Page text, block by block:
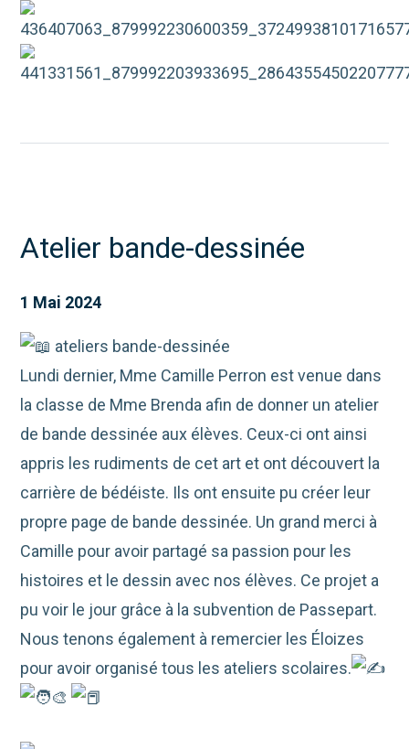
Atelier bande-dessinée
1 Mai 2024
ateliers bande-dessinée
Lundi dernier, Mme Camille Perron est venue dans
la classe de Mme Brenda afin de donner un atelier
de bande dessinée aux élèves. Ceux-ci ont ainsi
appris les rudiments de cet art et ont découvert la
carrière de bédéiste. Ils ont ensuite pu créer leur
propre page de bande dessinée. Un grand merci à
Camille pour avoir partagé sa passion pour les
histoires et le dessin avec nos élèves. Ce projet a
pu voir le jour grâce à la subvention de Passepart.
Noustenons également à remercier les Éloizes
pour avoir organisé tous les ateliers scolaires.